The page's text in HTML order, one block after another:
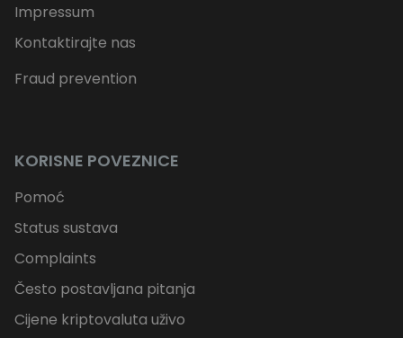
Impressum
Kontaktirajte nas
Fraud prevention
KORISNE POVEZNICE
Pomoć
Status sustava
Complaints
Često postavljana pitanja
Cijene kriptovaluta uživo